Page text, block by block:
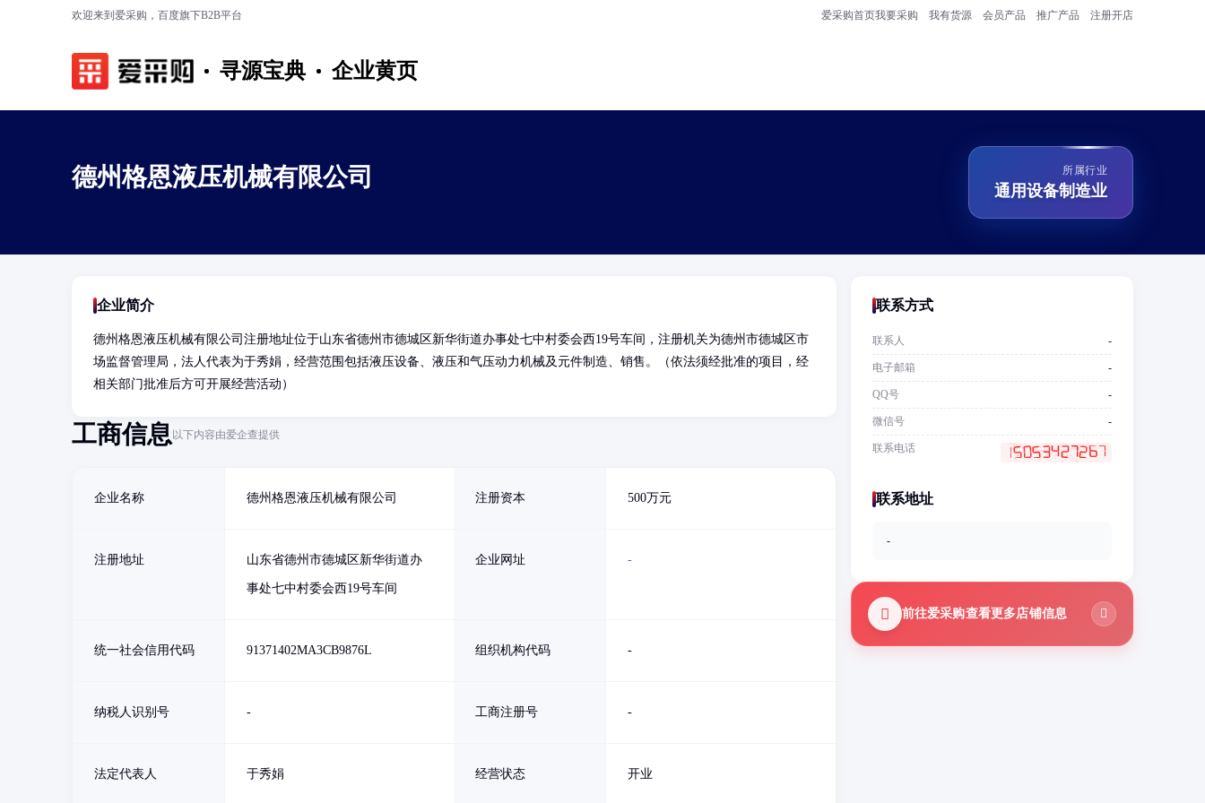
欢迎来到爱采购，百度旗下B2B平台 爱采购首页我要采购 我有货源 会员产品 推广产品 注册开店
寻源宝典 企业黄页
德州格恩液压机械有限公司 所属行业
通用设备制造业
企业简介
德州格恩液压机械有限公司注册地址位于山东省德州市德城区新华街道办事处七中村委会西19号车间，注册机关为德州市德城区市
场监督管理局，法人代表为于秀娟，经营范围包括液压设备、液压和气压动力机械及元件制造、销售。（依法须经批准的项目，经
相关部门批准后方可开展经营活动）
工商信息以下内容由爱企查提供
企业名称 德州格恩液压机械有限公司 注册资本 500万元
注册地址 山东省德州市德城区新华街道办
事处七中村委会西19号车间
企业网址 -
统一社会信用代码 91371402MA3CB9876L 组织机构代码 -
纳税人识别号 - 工商注册号 -
法定代表人 于秀娟 经营状态 开业
联系方式
联系人 -
电子邮箱 -
QQ号 -
微信号 -
联系电话
联系地址
-
前往爱采购查看更多店铺信息